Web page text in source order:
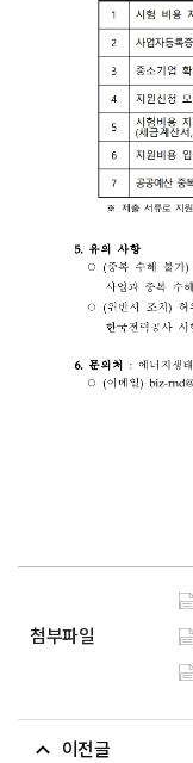
첨부파일
이전글